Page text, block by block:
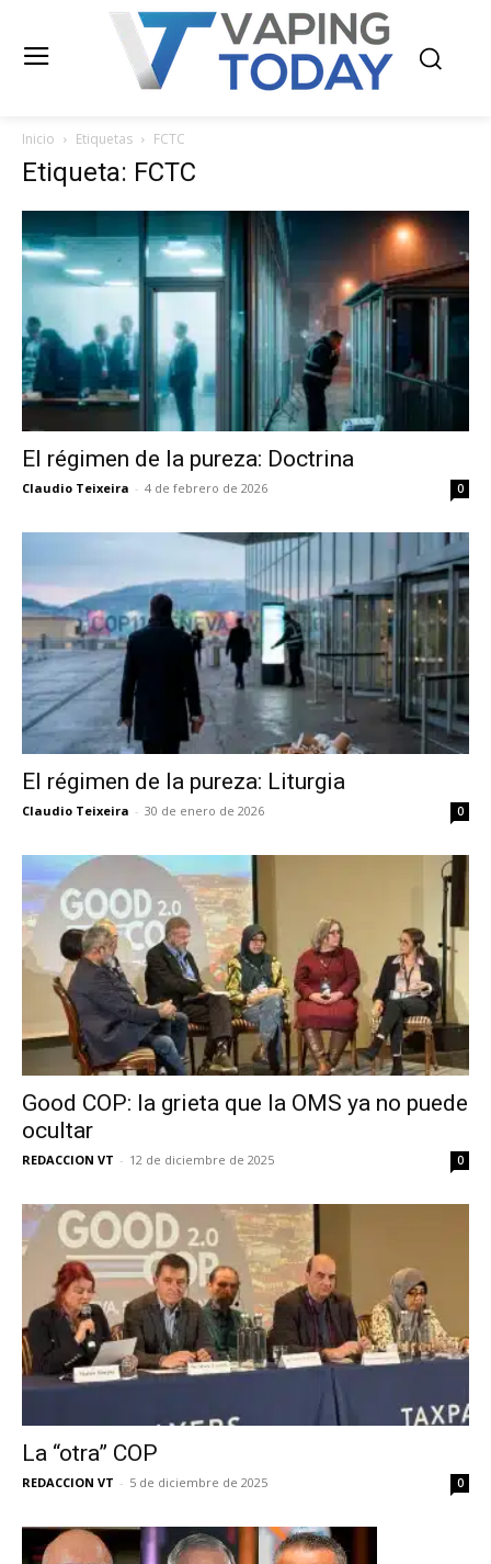
Inicio Etiquetas FCTC
Etiqueta: FCTC
El régimen de la pureza: Doctrina
Claudio Teixeira - 4 de febrero de 2026 0
El régimen de la pureza: Liturgia
Claudio Teixeira - 30 de enero de 2026 0
Good COP: la grieta que la OMS ya no puede
ocultar
REDACCION VT - 12 de diciembre de 2025 0
La “otra” COP
REDACCION VT - 5 de diciembre de 2025 0